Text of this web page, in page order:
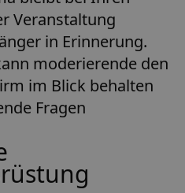
Veranstaltung
in Erinnerung.
moderierende den
im Blick behalten
Fragen